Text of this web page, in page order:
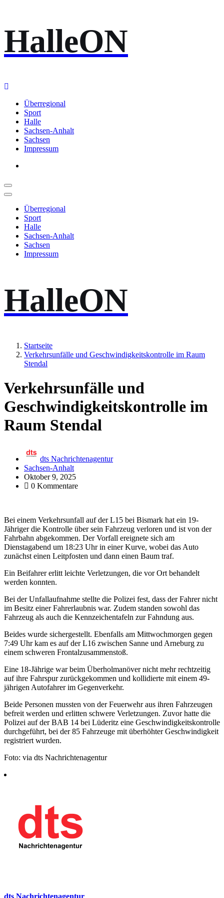
Inhalt
springen
HalleON
Überregional
Sport
Halle
Sachsen-Anhalt
Sachsen
Impressum
Überregional
Sport
Halle
Sachsen-Anhalt
Sachsen
Impressum
HalleON
Startseite
Verkehrsunfälle und Geschwindigkeitskontrolle im Raum
Stendal
Verkehrsunfälle und
Geschwindigkeitskontrolle im
Raum Stendal
dts Nachrichtenagentur
Sachsen-Anhalt
Oktober 9, 2025
0 Kommentare
Bei einem Verkehrsunfall auf der L15 bei Bismark hat ein 19-
Jähriger die Kontrolle über sein Fahrzeug verloren und ist von der
Fahrbahn abgekommen. Der Vorfall ereignete sich am
Dienstagabend um 18:23 Uhr in einer Kurve, wobei das Auto
zunächst einen Leitpfosten und dann einen Baum traf.
Ein Beifahrer erlitt leichte Verletzungen, die vor Ort behandelt
werden konnten.
Bei der Unfallaufnahme stellte die Polizei fest, dass der Fahrer nicht
im Besitz einer Fahrerlaubnis war. Zudem standen sowohl das
Fahrzeug als auch die Kennzeichentafeln zur Fahndung aus.
Beides wurde sichergestellt. Ebenfalls am Mittwochmorgen gegen
7:49 Uhr kam es auf der L16 zwischen Sanne und Arneburg zu
einem schweren Frontalzusammenstoß.
Eine 18-Jährige war beim Überholmanöver nicht mehr rechtzeitig
auf ihre Fahrspur zurückgekommen und kollidierte mit einem 49-
jährigen Autofahrer im Gegenverkehr.
Beide Personen mussten von der Feuerwehr aus ihren Fahrzeugen
befreit werden und erlitten schwere Verletzungen. Zuvor hatte die
Polizei auf der BAB 14 bei Lüderitz eine Geschwindigkeitskontrolle
durchgeführt, bei der 85 Fahrzeuge mit überhöhter Geschwindigkeit
registriert wurden.
Foto: via dts Nachrichtenagentur
dts Nachrichtenagentur